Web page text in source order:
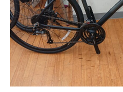
募集中の求人情報
法人様
法人様向け割引